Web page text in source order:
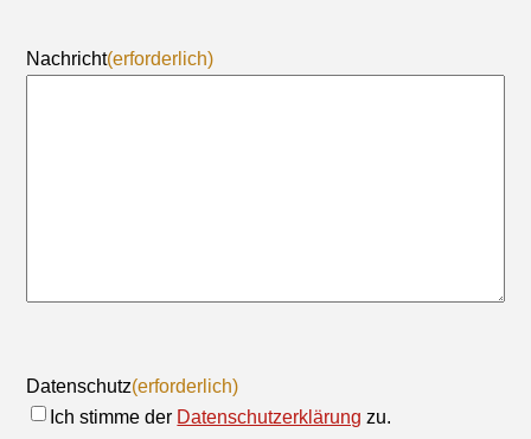
Nachricht(erforderlich)
Datenschutz(erforderlich)
Ich stimme der Datenschutzerklärung zu.